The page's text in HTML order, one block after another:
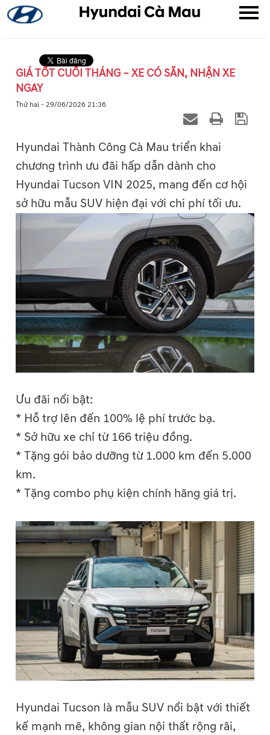
GIÁ TỐT CUỐI THÁNG – XE CÓ SẴN, NHẬN XE
NGAY
Thứ hai - 29/06/2026 21:36
Hyundai Thành Công Cà Mau triển khai
chương trình ưu đãi hấp dẫn dành cho
Hyundai Tucson VIN 2025, mang đến cơ hội
sở hữu mẫu SUV hiện đại với chi phí tối ưu.
Ưu đãi nổi bật:
* Hỗ trợ lên đến 100% lệ phí trước bạ.
* Sở hữu xe chỉ từ 166 triệu đồng.
* Tặng gói bảo dưỡng từ 1.000 km đến 5.000
km.
* Tặng combo phụ kiện chính hãng giá trị.
Hyundai Tucson là mẫu SUV nổi bật với thiết
kế mạnh mẽ, không gian nội thất rộng rãi,